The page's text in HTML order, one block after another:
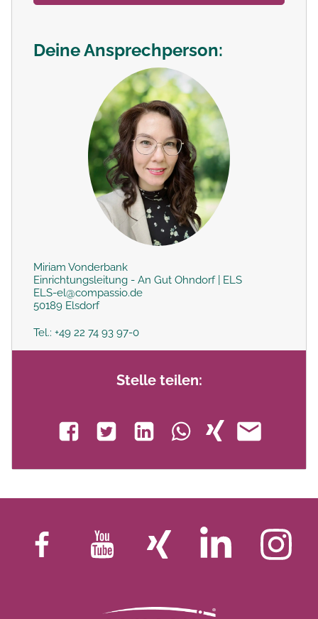
Deine Ansprechperson:
Miriam Vonderbank
Einrichtungsleitung - An Gut Ohndorf | ELS
ELS-el@compassio.de
50189 Elsdorf
Tel.: +49 22 74 93 97-0
Stelle teilen: